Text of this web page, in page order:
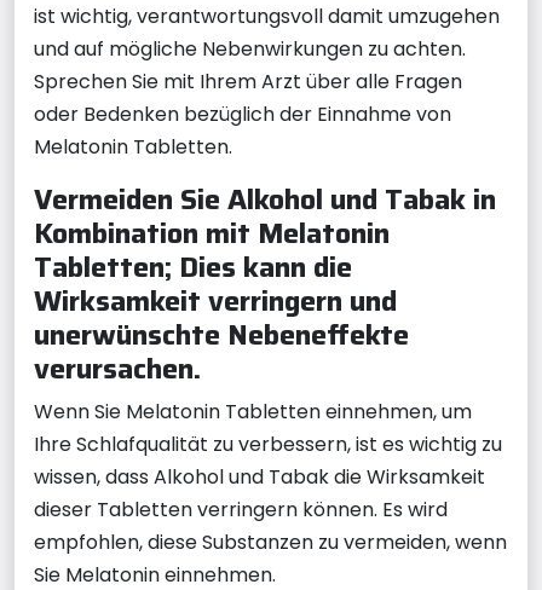
ist wichtig, verantwortungsvoll damit umzugehen
und auf mögliche Nebenwirkungen zu achten.
Sprechen Sie mit Ihrem Arzt über alle Fragen
oder Bedenken bezüglich der Einnahme von
Melatonin Tabletten.
Vermeiden Sie Alkohol und Tabak in
Kombination mit Melatonin
Tabletten; Dies kann die
Wirksamkeit verringern und
unerwünschte Nebeneffekte
verursachen.
Wenn Sie Melatonin Tabletten einnehmen, um
Ihre Schlafqualität zu verbessern, ist es wichtig zu
wissen, dass Alkohol und Tabak die Wirksamkeit
dieser Tabletten verringern können. Es wird
empfohlen, diese Substanzen zu vermeiden, wenn
Sie Melatonin einnehmen.